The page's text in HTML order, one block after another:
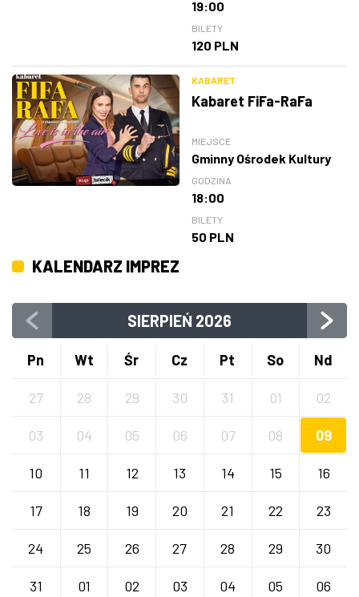
19:00
BILETY
120 PLN
KABARET
Kabaret FiFa-RaFa
MIEJSCE
Gminny Ośrodek Kultury
GODZINA
18:00
BILETY
50 PLN
KALENDARZ IMPREZ
SIERPIEŃ 2026
Pn Wt Śr Cz Pt So Nd
27 28 29 30 31 01 02
03 04 05 06 07 08 09
10 11 12 13 14 15 16
17 18 19 20 21 22 23
24 25 26 27 28 29 30
31 01 02 03 04 05 06